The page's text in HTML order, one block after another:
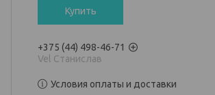
Купить
+375 (44) 498-46-71
Vel Станислав
Условия оплаты и доставки